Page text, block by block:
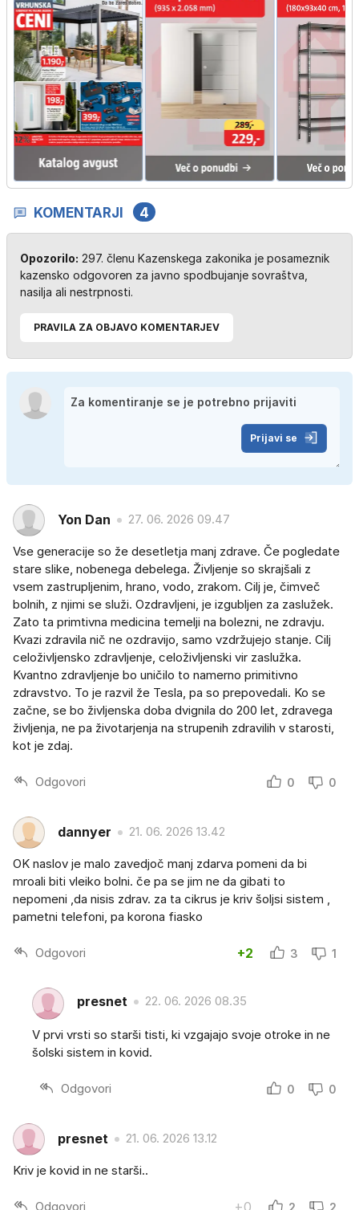
KOMENTARJI 4
Opozorilo: 297. členu Kazenskega zakonika je posameznik
kazensko odgovoren za javno spodbujanje sovraštva,
nasilja ali nestrpnosti.
PRAVILA ZA OBJAVO KOMENTARJEV
Prijavi se
Yon Dan 27. 06. 2026 09.47
Vse generacije so že desetletja manj zdrave. Če pogledate
stare slike, nobenega debelega. Življenje so skrajšali z
vsem zastrupljenim, hrano, vodo, zrakom. Cilj je, čimveč
bolnih, z njimi se služi. Ozdravljeni, je izgubljen za zaslužek.
Zato ta primtivna medicina temelji na bolezni, ne zdravju.
Kvazi zdravila nič ne ozdravijo, samo vzdržujejo stanje. Cilj
celoživljensko zdravljenje, celoživljenski vir zaslužka.
Kvantno zdravljenje bo uničilo to namerno primitivno
zdravstvo. To je razvil že Tesla, pa so prepovedali. Ko se
začne, se bo življenska doba dvignila do 200 let, zdravega
življenja, ne pa životarjenja na strupenih zdravilih v starosti,
kot je zdaj.
Odgovori 0 0
dannyer 21. 06. 2026 13.42
OK naslov je malo zavedjoč manj zdarva pomeni da bi
mroali biti vleiko bolni. če pa se jim ne da gibati to
nepomeni ,da nisis zdrav. za ta cikrus je kriv šoljsi sistem ,
pametni telefoni, pa korona fiasko
Odgovori +2 3 1
presnet 22. 06. 2026 08.35
V prvi vrsti so starši tisti, ki vzgajajo svoje otroke in ne
šolski sistem in kovid.
Odgovori 0 0
presnet 21. 06. 2026 13.12
Kriv je kovid in ne starši..
Odgovori 2 2